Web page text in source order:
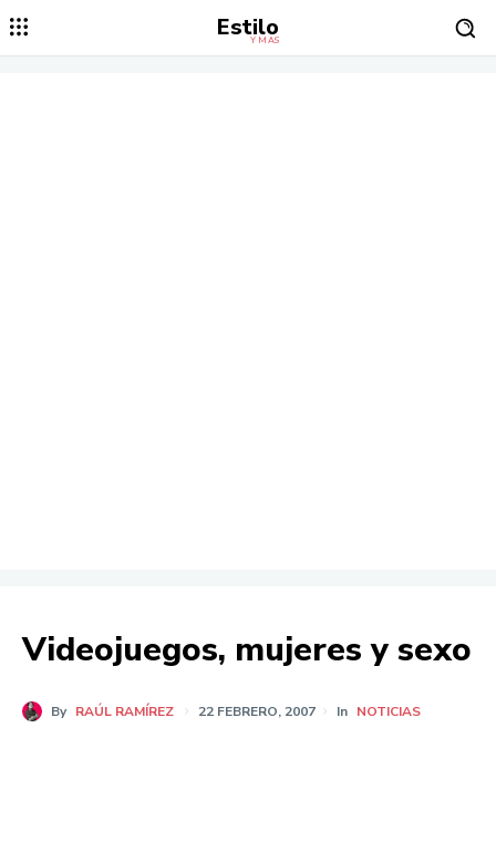
Estilo
Y MÁS
Videojuegos, mujeres y sexo
By RAÚL RAMÍREZ 22 FEBRERO, 2007 In NOTICIAS